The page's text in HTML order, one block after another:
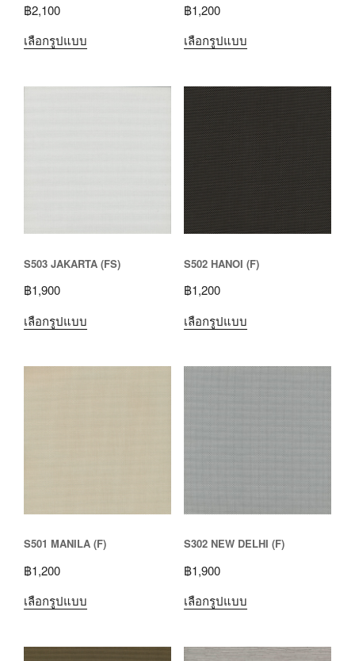
฿2,100
เลือกรูปแบบ
฿1,200
เลือกรูปแบบ
S503 JAKARTA (FS)
฿1,900
เลือกรูปแบบ
S502 HANOI (F)
฿1,200
เลือกรูปแบบ
S501 MANILA (F)
฿1,200
เลือกรูปแบบ
S302 NEW DELHI (F)
฿1,900
เลือกรูปแบบ